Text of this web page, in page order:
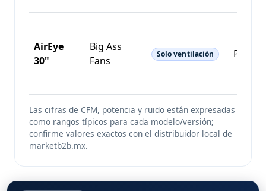
AirEye
30"
Big Ass
Fans
Solo ventilación Piso/
Las cifras de CFM, potencia y ruido están expresadas
como rangos típicos para cada modelo/versión;
confirme valores exactos con el distribuidor local de
marketb2b.mx.